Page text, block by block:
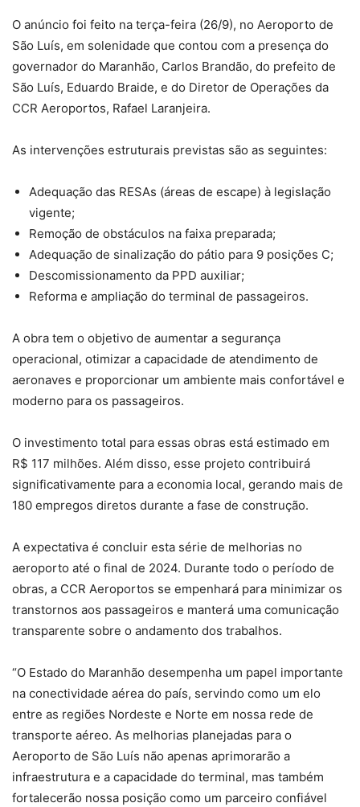
O anúncio foi feito na terça-feira (26/9), no Aeroporto de
São Luís, em solenidade que contou com a presença do
governador do Maranhão, Carlos Brandão, do prefeito de
São Luís, Eduardo Braide, e do Diretor de Operações da
CCR Aeroportos, Rafael Laranjeira.
As intervenções estruturais previstas são as seguintes:
Adequação das RESAs (áreas de escape) à legislação
vigente;
Remoção de obstáculos na faixa preparada;
Adequação de sinalização do pátio para 9 posições C;
Descomissionamento da PPD auxiliar;
Reforma e ampliação do terminal de passageiros.
A obra tem o objetivo de aumentar a segurança
operacional, otimizar a capacidade de atendimento de
aeronaves e proporcionar um ambiente mais confortável e
moderno para os passageiros.
O investimento total para essas obras está estimado em
R$ 117 milhões. Além disso, esse projeto contribuirá
significativamente para a economia local, gerando mais de
180 empregos diretos durante a fase de construção.
A expectativa é concluir esta série de melhorias no
aeroporto até o final de 2024. Durante todo o período de
obras, a CCR Aeroportos se empenhará para minimizar os
transtornos aos passageiros e manterá uma comunicação
transparente sobre o andamento dos trabalhos.
“O Estado do Maranhão desempenha um papel importante
na conectividade aérea do país, servindo como um elo
entre as regiões Nordeste e Norte em nossa rede de
transporte aéreo. As melhorias planejadas para o
Aeroporto de São Luís não apenas aprimorarão a
infraestrutura e a capacidade do terminal, mas também
fortalecerão nossa posição como um parceiro confiável